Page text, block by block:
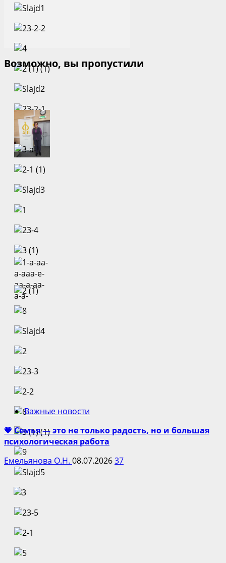
Возможно, вы пропустили
Важные новости
💗 Семья — это не только радость, но и большая
психологическая работа
Емельянова О.Н. 08.07.202637